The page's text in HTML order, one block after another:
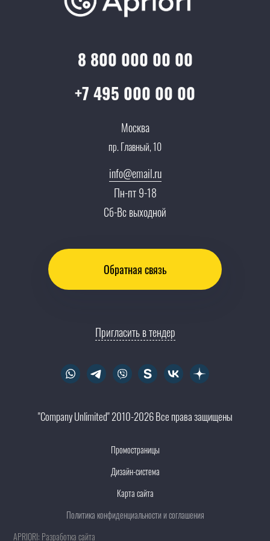
8 800 000 00 00
+7 495 000 00 00
Москва
пр. Главный, 10
info@email.ru
Пн-пт 9-18
Сб-Вс выходной
Обратная связь
Пригласить в тендер
Оптовым клиентам
Достижения и награды
"Company Unlimited" 2010-2026 Все права защищены
Промостраницы
Дизайн-система
Карта сайта
Политика конфиденциальности и соглашения
APRIORI: Разработка сайта